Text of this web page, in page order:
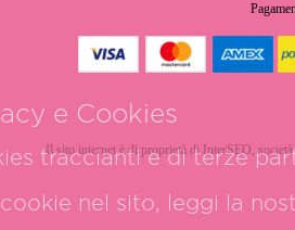
Il sito internet è di proprietà di InterSEO,
e Cookies
traccianti e di terze
nel sito, leggi la